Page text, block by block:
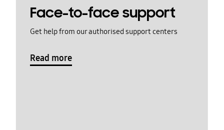
Face-to-face support
Get help from our authorised support centers
Read more